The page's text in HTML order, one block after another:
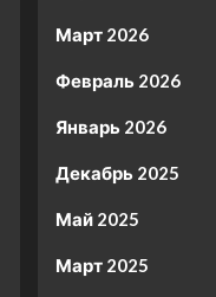
Март 2026
Февраль 2026
Январь 2026
Декабрь 2025
Май 2025
Март 2025